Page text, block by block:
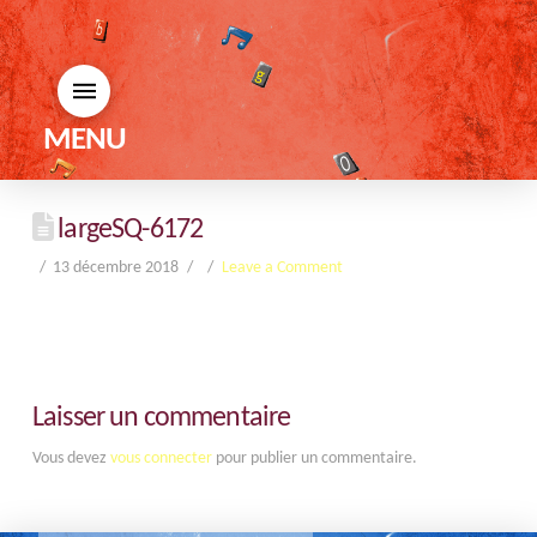
MENU
largeSQ-6172
13 décembre 2018 Leave a Comment
Laisser un commentaire
Vous devez vous connecterpour publier un commentaire.